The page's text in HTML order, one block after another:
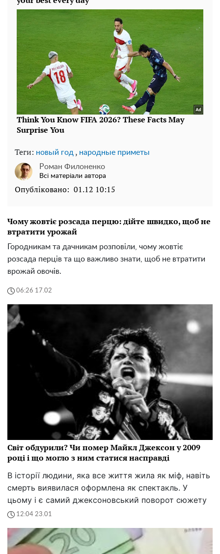
Теги: новый год , народные приметы
Роман Филоненко
Всі матеріали автора
Опубліковано: 01.12 10:15
Чому жовтіє розсада перцю: дійте швидко, щоб не
втратити урожай
Городникам та дачникам розповіли, чому жовтіє
розсада перців та що важливо знати, щоб не втратити
врожай овочів.
06:26 17.02
Світ обдурили? Чи помер Майкл Джексон у 2009
році і що могло з ним статися насправді
В історії людини, яка все життя жила як міф, навіть
смерть виявилася оформлена як спектакль. У
цьому і є самий джексоновський поворот сюжету
12:04 23.01